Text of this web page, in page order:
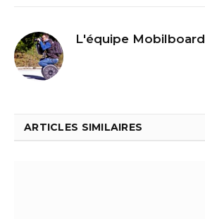
L'équipe Mobilboard
ARTICLES SIMILAIRES